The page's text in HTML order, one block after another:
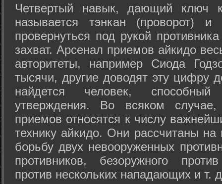
Четвертый навык, дающий ключ
называется тэнкан (проворот)
провернуться под рукой
захват. Арсенал приемов айкидо
авторитеты, например Сиода
тысячи, другие доводят эту цифру
найдется человек,
утверждения. Во всяком
приемов относятся к числу
технику айкидо. Они рассчитаны
борьбу двух невооруженных
противников, безоружного
против нескольких нападающих и т.